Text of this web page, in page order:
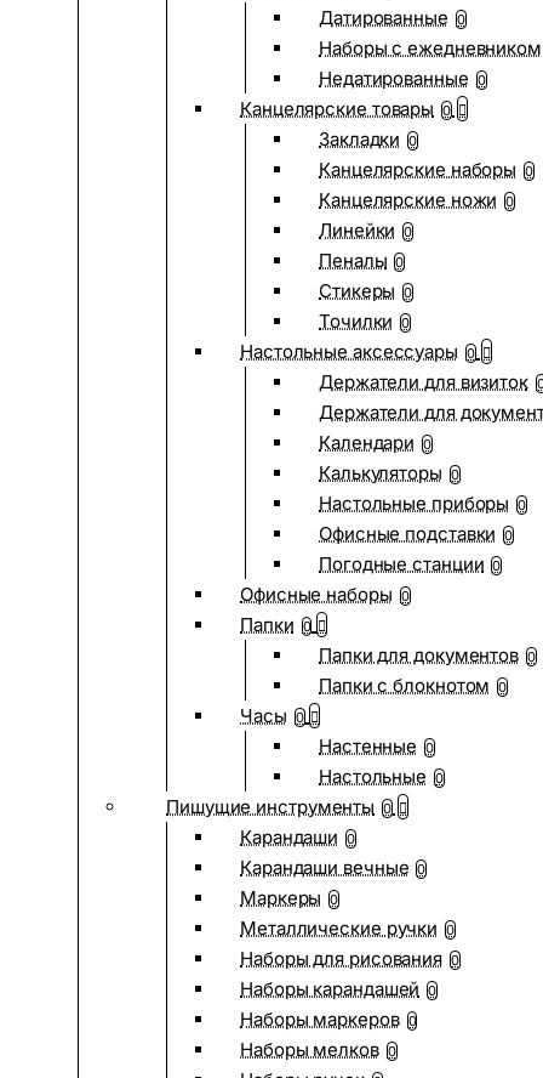
Датированные 0
Наборы с ежедневником
Недатированные 0
Канцелярские товары 0
Закладки 0
Канцелярские наборы 0
Канцелярские ножи 0
Линейки 0
Пеналы 0
Стикеры 0
Точилки 0
Настольные аксессуары 0
Держатели для визиток
Держатели для
Календари 0
Калькуляторы 0
Настольные приборы 0
Офисные подставки 0
Погодные станции 0
Офисные наборы 0
Папки 0
Папки для документов 0
Папки с блокнотом 0
Часы 0
Настенные 0
Настольные 0
Пишущие инструменты 0
Карандаши 0
Карандаши вечные 0
Маркеры 0
Металлические ручки 0
Наборы для рисования 0
Наборы карандашей 0
Наборы маркеров 0
Наборы мелков 0